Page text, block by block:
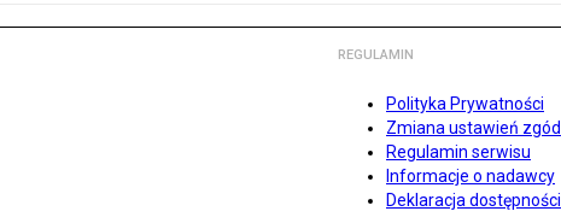
REGULAMIN
Polityka Prywatności
Zmiana ustawień zgód
Regulamin serwisu
Informacje o nadawcy
Deklaracja dostępności